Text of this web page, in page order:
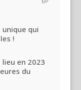
qui
!
en 2023
du